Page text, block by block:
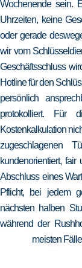
Wochenende sein.
Uhrzeiten, keine
oder gerade
wir vom
Geschäftsschluss
Hotline für den
persönlich
protokolliert. Für
Kostenkalkulation
zugeschlagenen
kundenorientiert,
Abschluss eines
Pflicht, bei jedem
nächsten halben
während der
meisten